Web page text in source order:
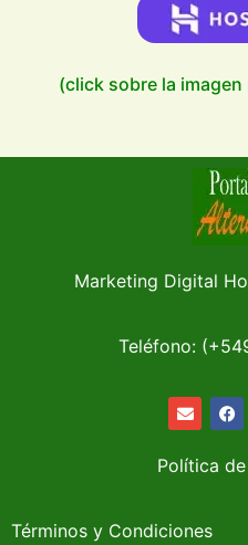
(click sobre la
Marketing Digital
Teléfono:
Política
Términos y Condiciones